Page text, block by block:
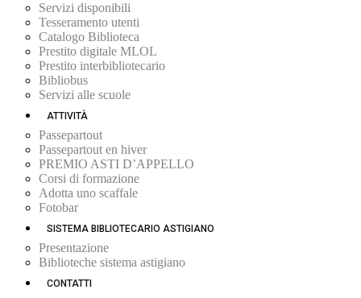
Servizi disponibili
Tesseramento utenti
Catalogo Biblioteca
Prestito digitale MLOL
Prestito interbibliotecario
Bibliobus
Servizi alle scuole
ATTIVITÀ
Passepartout
Passepartout en hiver
PREMIO ASTI D’APPELLO
Corsi di formazione
Adotta uno scaffale
Fotobar
SISTEMA BIBLIOTECARIO ASTIGIANO
Presentazione
Biblioteche sistema astigiano
CONTATTI